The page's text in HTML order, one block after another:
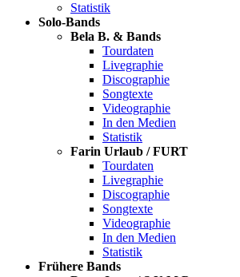
Statistik
Solo-Bands
Bela B. & Bands
Tourdaten
Livegraphie
Discographie
Songtexte
Videographie
In den Medien
Statistik
Farin Urlaub / FURT
Tourdaten
Livegraphie
Discographie
Songtexte
Videographie
In den Medien
Statistik
Frühere Bands